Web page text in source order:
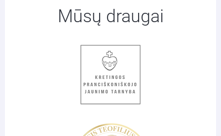
Mūsų draugai